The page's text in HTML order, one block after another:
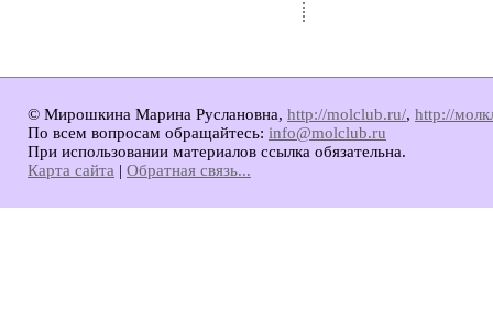
© Мирошкина Марина Руслановна, http://molclub.ru/, http://
По всем вопросам обращайтесь: info@molclub.ru
При использовании материалов ссылка обязательна.
Карта сайта | Обратная связь...